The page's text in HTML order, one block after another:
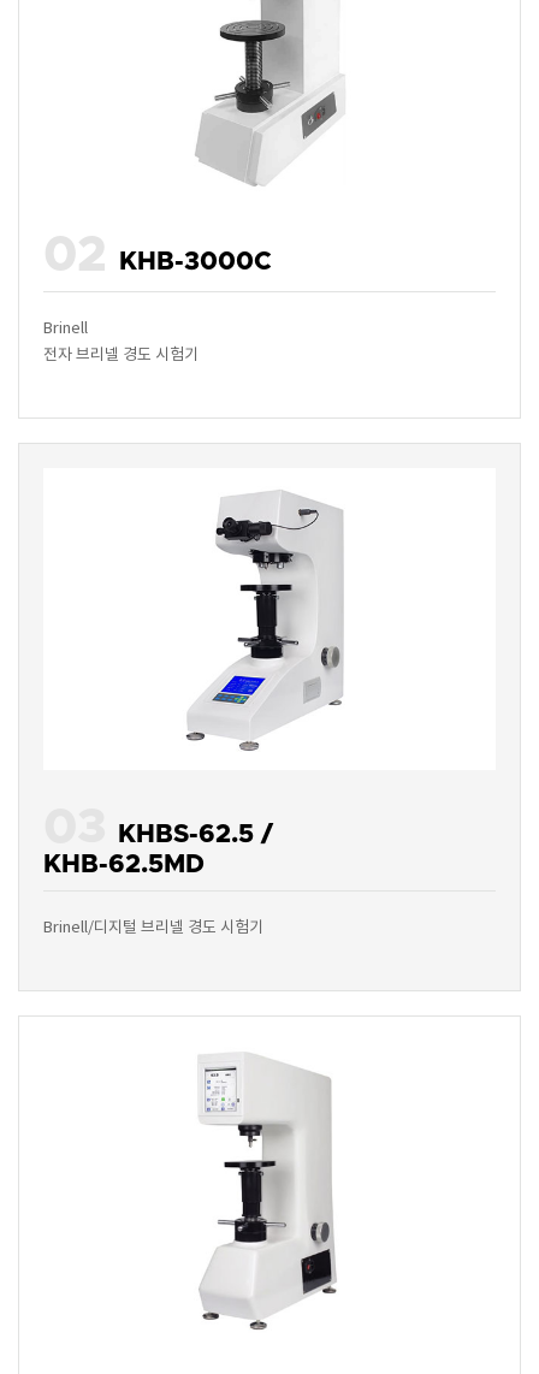
02 KHB-3000C
Brinell
전자 브리넬 경도 시험기
KHBS-62.5 /
KHB-62.5MD
Brinell/디지털 브리넬 경도 시험기